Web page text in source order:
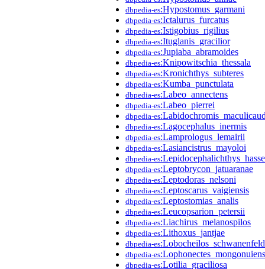
dbpedia-es:Hypostomus_garmani
dbpedia-es:Ictalurus_furcatus
dbpedia-es:Istigobius_rigilius
dbpedia-es:Ituglanis_gracilior
dbpedia-es:Jupiaba_abramoides
dbpedia-es:Knipowitschia_thessala
dbpedia-es:Kronichthys_subteres
dbpedia-es:Kumba_punctulata
dbpedia-es:Labeo_annectens
dbpedia-es:Labeo_pierrei
dbpedia-es
dbpedia-es:Lagocephalus_inermis
dbpedia-es:Lamprologus_lemairii
dbpedia-es:Lasiancistrus_mayoloi
dbpedia-es
dbpedia-es:Leptobrycon_jatuaranae
dbpedia-es:Leptodoras_nelsoni
dbpedia-es:Leptoscarus_vaigiensis
dbpedia-es:Leptostomias_analis
dbpedia-es:Leucopsarion_petersii
dbpedia-es:Liachirus_melanospilos
dbpedia-es:Lithoxus_jantjae
dbpedia-es
dbpedia-es
dbpedia-es:Lotilia_graciliosa